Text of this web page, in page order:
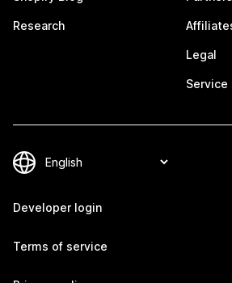
Research
Legal
Developer login
Terms of service